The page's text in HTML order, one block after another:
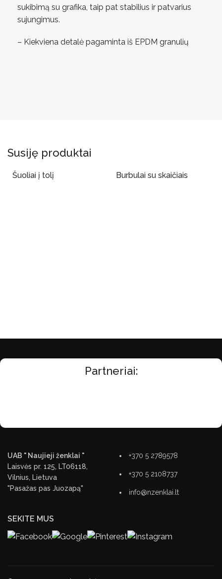
sukibimą su grafika, taip pat stabilius ir patvarius
sujungimus.
– Kiekviena detalė pagaminta iš EPDM granulių
Susiję produktai
Šuoliai į tolį Burbulai su skaičiais
Partneriai:
UAB " Naujieji ženklai "
Laisvės pr. 125, LT06118,
Vilnius, Lietuva
"Pasažas pas Juozapą"
+370 5 2789578
+370 5 2108737
info@nzenklai.lt
SEKITE MUS